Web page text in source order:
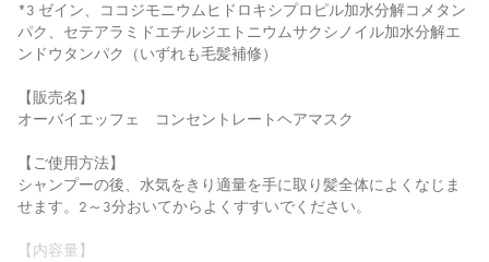
*3 ゼイン、ココジモニウムヒドロキシプロピル加水分解コメタン
パク、セテアラミドエチルジエトニウムサクシノイル加水分解エ
ンドウタンパク（いずれも毛髪補修）
【販売名】
オーバイエッフェ コンセントレートヘアマスク
【ご使用方法】
シャンプーの後、水気をきり適量を手に取り髪全体によくなじま
せます。2～3分おいてからよくすすいでください。
【内容量】